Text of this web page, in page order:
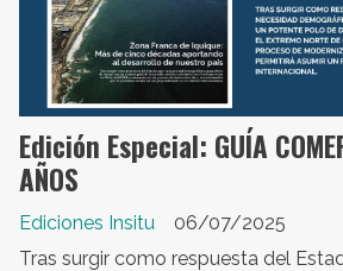
Edición Especial: GUÍA
AÑOS
Ediciones Insitu
06/07/2025
Tras surgir como respuesta del